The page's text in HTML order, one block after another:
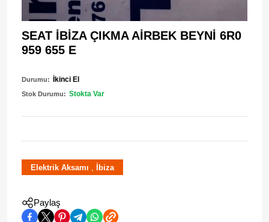
SEAT İBİZA ÇIKMA AİRBEK BEYNİ 6R0
959 655 E
Durumu: İkinci El
Stok Durumu: Stokta Var
Elektrik Aksamı , İbiza
Paylaş